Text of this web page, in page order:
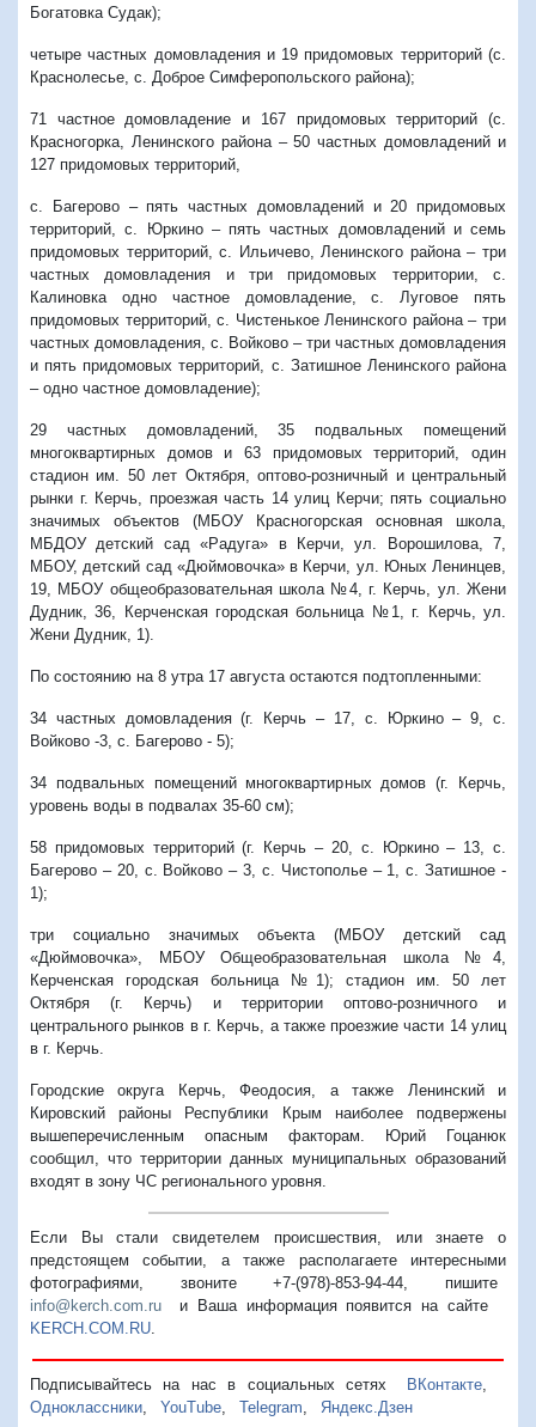
Богатовка Судак);
четыре частных домовладения и 19 придомовых территорий (с.
Краснолесье, с. Доброе Симферопольского района);
71 частное домовладение и 167 придомовых территорий (с.
Красногорка, Ленинского района – 50 частных домовладений и
127 придомовых территорий,
с. Багерово – пять частных домовладений и 20 придомовых
территорий, с. Юркино – пять частных домовладений и семь
придомовых территорий, с. Ильичево, Ленинского района – три
частных домовладения и три придомовых территории, с.
Калиновка одно частное домовладение, с. Луговое пять
придомовых территорий, с. Чистенькое Ленинского района – три
частных домовладения, с. Войково – три частных домовладения
и пять придомовых территорий, с. Затишное Ленинского района
– одно частное домовладение);
29 частных домовладений, 35 подвальных помещений
многоквартирных домов и 63 придомовых территорий, один
стадион им. 50 лет Октября, оптово-розничный и центральный
рынки г. Керчь, проезжая часть 14 улиц Керчи; пять социально
значимых объектов (МБОУ Красногорская основная школа,
МБДОУ детский сад «Радуга» в Керчи, ул. Ворошилова, 7,
МБОУ, детский сад «Дюймовочка» в Керчи, ул. Юных Ленинцев,
19, МБОУ общеобразовательная школа №4, г. Керчь, ул. Жени
Дудник, 36, Керченская городская больница №1, г. Керчь, ул.
Жени Дудник, 1).
По состоянию на 8 утра 17 августа остаются подтопленными:
34 частных домовладения (г. Керчь – 17, с. Юркино – 9, с.
Войково -3, с. Багерово - 5);
34 подвальных помещений многоквартирных домов (г. Керчь,
уровень воды в подвалах 35-60 см);
58 придомовых территорий (г. Керчь – 20, с. Юркино – 13, с.
Багерово – 20, с. Войково – 3, с. Чистополье – 1, с. Затишное -
1);
три социально значимых объекта (МБОУ детский сад
«Дюймовочка», МБОУ Общеобразовательная школа №4,
Керченская городская больница №1); стадион им. 50 лет
Октября (г. Керчь) и территории оптово-розничного и
центрального рынков в г. Керчь, а также проезжие части 14 улиц
в г. Керчь.
Городские округа Керчь, Феодосия, а также Ленинский и
Кировский районы Республики Крым наиболее подвержены
вышеперечисленным опасным факторам. Юрий Гоцанюк
сообщил, что территории данных муниципальных образований
входят в зону ЧС регионального уровня.
Если Вы стали свидетелем происшествия, или знаете о
предстоящем событии, а также располагаете интересными
фотографиями, звоните +7-(978)-853-94-44, пишите
info@kerch.com.ru и Ваша информация появится на сайте
KERCH.COM.RU
Подписывайтесь на нас в социальных сетях ВКонтакте,
Одноклассники
YouTube Telegram Яндекс.Дзен